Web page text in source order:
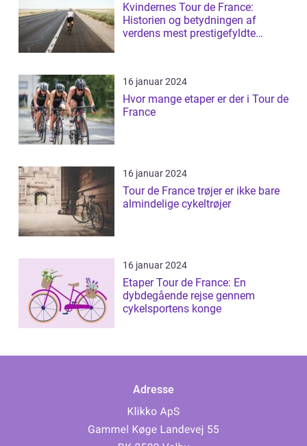
Kvindernes Tour de France:
Historien og betydningen af
verdens mest prestigefyldte
16 januar 2024
Hvor mange etaper er der i Tour de
France
16 januar 2024
Tour de France trøjer er ikke bare
almindelige cykeltrøjer
16 januar 2024
Etaper Tour de France: En
dybdegående rejse gennem
cykelsportens konge
Adresse